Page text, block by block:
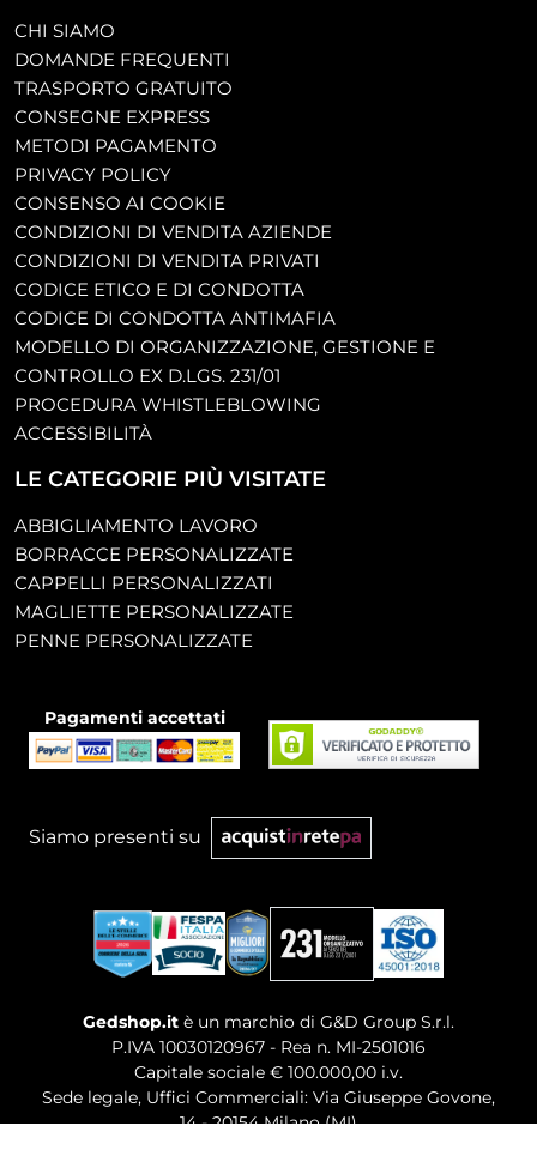
CHI SIAMO
DOMANDE FREQUENTI
TRASPORTO GRATUITO
CONSEGNE EXPRESS
METODI PAGAMENTO
PRIVACY POLICY
CONSENSO AI COOKIE
CONDIZIONI DI VENDITA AZIENDE
CONDIZIONI DI VENDITA PRIVATI
CODICE ETICO E DI CONDOTTA
CODICE DI CONDOTTA ANTIMAFIA
MODELLO DI ORGANIZZAZIONE, GESTIONE E
CONTROLLO EX D.LGS. 231/01
PROCEDURA WHISTLEBLOWING
ACCESSIBILITÀ
LE CATEGORIE PIÙ VISITATE
ABBIGLIAMENTO LAVORO
BORRACCE PERSONALIZZATE
CAPPELLI PERSONALIZZATI
MAGLIETTE PERSONALIZZATE
PENNE PERSONALIZZATE
Pagamenti accettati
Siamo presenti su
Gedshop.it è un marchio di G&D Group S.r.l.
P.IVA 10030120967 - Rea n. MI-2501016
Capitale sociale € 100.000,00 i.v.
Sede legale, Uffici Commerciali: Via Giuseppe Govone,
14 - 20154 Milano (MI)